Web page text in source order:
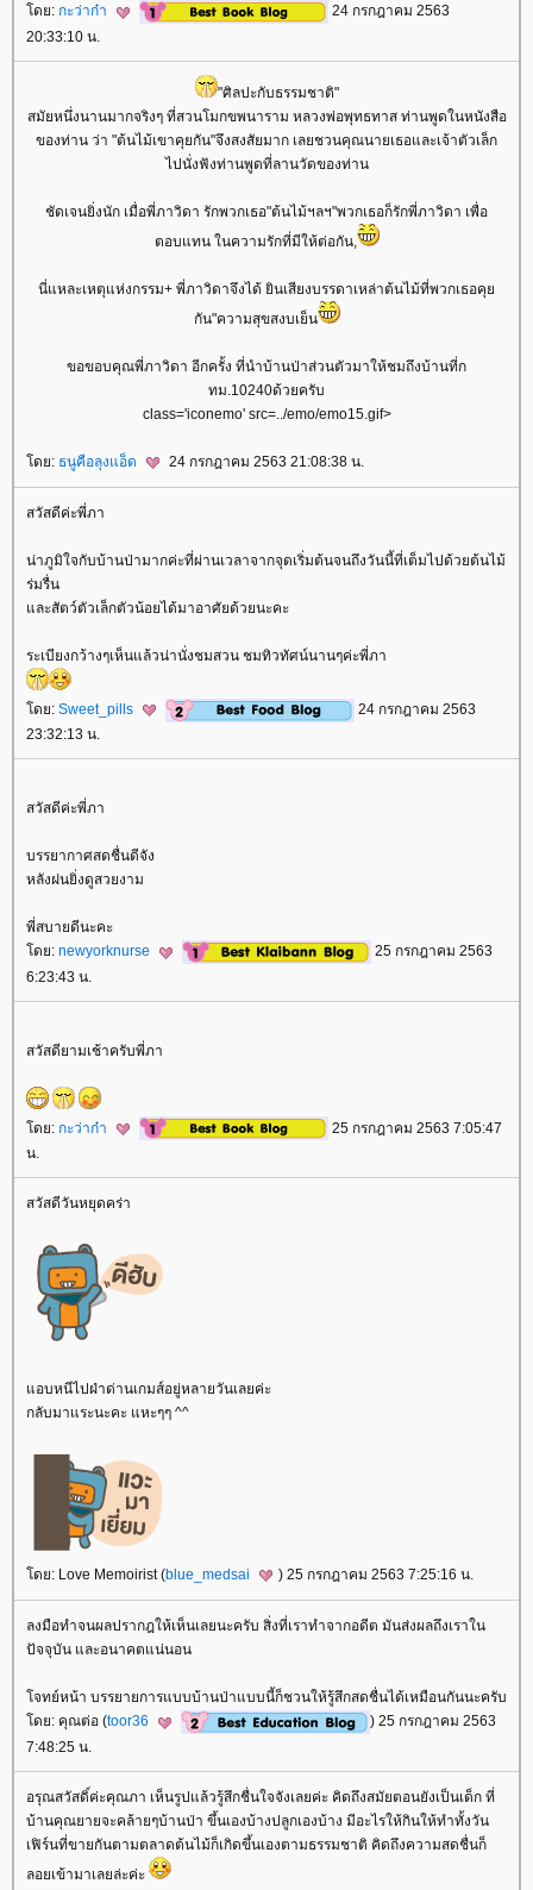
ดย: กะว่าก๋า
24 กรกฎาคม 2563
20:33:10 น.
"ศิลปะกับธรรมชาติ"
สมัยหนึ่งนานมากจริงๆ ที่สวนโมกขพนาราม หลวงพ่อพุทธทาส ท่านพูดในหนังสือ
ของท่าน ว่า "ต้นไม้เขาคุยกัน"จึงสงสัยมาก เลยชวนคุณนายเธอและเจ้าตัวเล็ก
ไปนั่งฟังท่านพูดที่ลานวัดของท่าน
ชัดเจนยิ่งนัก เมื่อพี่ภาวิดา รักพวกเธอ"ต้นไม้ฯลฯ"พวกเธอก็รักพี่ภาวิดา เพื่อ
ตอบแทน ในความรักที่มีให้ต่อกัน,
นี่แหละเหตุแห่งกรรม+ พี่ภาวิดาจึงได้ ยินเสียงบรรดาเหล่าต้นไม้ที่พวกเธอคุ
กัน"ความสุขสงบเย็น
ขอขอบคุณพี่ภาวิดา อีกครั้ง ที่นำบ้านป่าส่วนตัวมาให้ชมถึงบ้านที่ก
ทม.10240ด้วยครับ
class='iconemo' src=../emo/emo15.gif>
ดย: ธนูคือลุงแอ็ด 24 กรกฎาคม 2563 21:08:38 น.
สวัสดีค่ะพี่ภา
น่าภูมิใจกับบ้านป่ามากค่ะที่ผ่านเวลาจากจุดเริ่มต้นจนถึงวันนี้ที่เต็มไปด้วยต้นไม้
ร่มรื่น
ละสัตว์ตัวเล็กตัวน้อยได้มาอาศัยด้วยนะคะ
ระเบียงกว้างๆเห็นแล้วน่านั่งชมสวน ชมทิวทัศน์นานๆค่ะพี่ภา
ดย: Sweet_pills
24 กรกฎาคม 2563
23:32:13 น.
สวัสดีค่ะพี่ภา
บรรยากาศสดชื่นดีจัง
หลังฝนยิ่งดูสวยงาม
พี่สบายดีนะคะ
ดย: newyorknurse
25 กรกฎาคม 2563
6:23:43 น.
สวัสดียามเช้าครับพี่ภา
ดย: กะว่าก๋า
25 กรกฎาคม 2563 7:05:47
น.
สวัสดีวันหยุดคร่า
อบหนีไปฝ่าด่านเกมส์อยู่หลายวันเลยค่ะ
กลับมาแระนะคะ แหะๆๆ ^^
ดย: Love Memoirist (blue_medsai ) 25 กรกฎาคม 2563 7:25:16 น.
ลงมือทำจนผลปรากฎให้เห็นเลยนะครับ สิ่งที่เราทำจากอดีต มันส่งผลถึงเราใน
ปัจจุบัน และอนาคตแน่นอน
จทย์หน้า บรรยายการแบบบ้านป่าแบบนี้ก็ชวนให้รู้สึกสดชื่นได้เหมือนกันนะครับ
ดย: คุณต่อ (toor36
) 25 กรกฎาคม 2563
7:48:25 น.
อรุณสวัสดิ์ค่ะคุณภา เห็นรูปแล้วรู้สึกชื่นใจจังเลยค่ะ คิดถึงสมัยตอนยังเป็นเด็ก ที่
บ้านคุณยายจะคล้ายๆบ้านป่า ขึ้นเองบ้างปลูกเองบ้าง มีอะไรให้กินให้ทำทั้งวัน
เฟิร์นที่ขายกันตามตลาดต้นไม้ก็เกิดขึ้นเองตามธรรมชาติ คิดถึงความสดชื่นก็
ลอยเข้ามาเลยล่ะค่ะ